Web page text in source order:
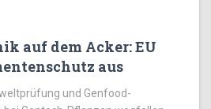
auf dem Acker: EU
aus
und Genfood-